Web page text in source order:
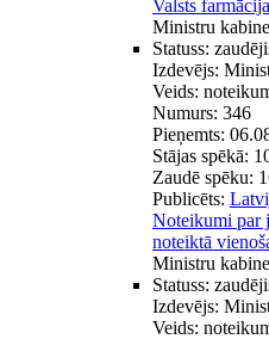
Valsts
Ministru
Statuss:
Izdevējs:
Veids:
Numurs: 346
Pieņemts:
Stājas spēkā:
Zaudē spēku:
Publicēts:
Noteikumi par
noteiktā
Ministru
Statuss:
Izdevējs:
Veids: